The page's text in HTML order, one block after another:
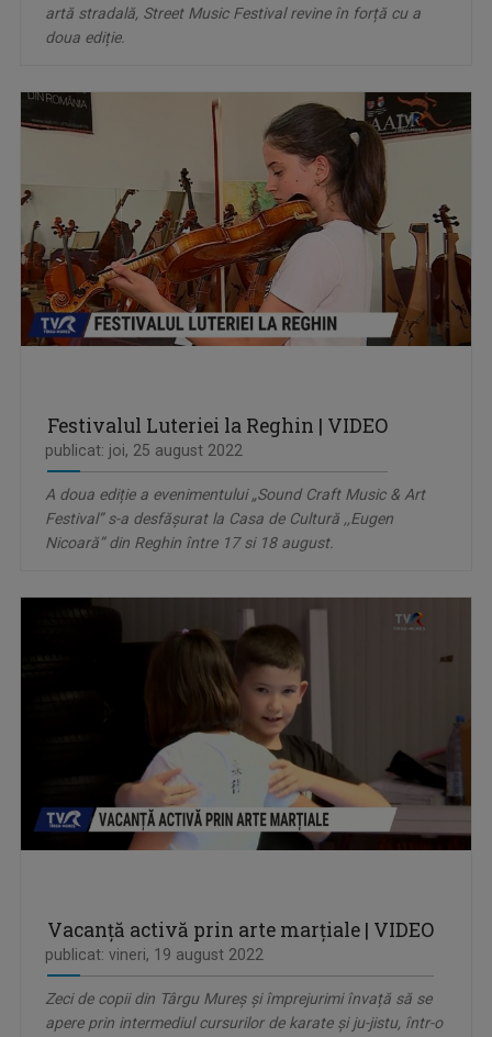
artă stradală, Street Music Festival revine în forță cu a
doua ediție.
Festivalul Luteriei la Reghin | VIDEO
publicat: joi, 25 august 2022
A doua ediție a evenimentului „Sound Craft Music & Art
Festival” s-a desfășurat la Casa de Cultură ,,Eugen
Nicoară” din Reghin între 17 si 18 august.
Vacanță activă prin arte marțiale | VIDEO
publicat: vineri, 19 august 2022
Zeci de copii din Târgu Mureș și împrejurimi învață să se
apere prin intermediul cursurilor de karate și ju-jistu, într-o